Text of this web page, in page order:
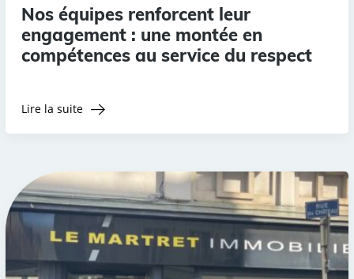
Nos équipes renforcent leur
engagement : une montée en
compétences au service du respect
Lire la suite